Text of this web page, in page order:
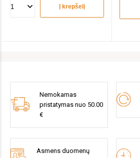
Į krepšelį
Nemokamas
pristatymas nuo 50.00
€
Asmens duomenų